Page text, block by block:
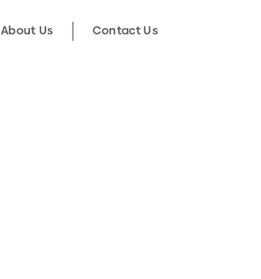
About Us Contact Us